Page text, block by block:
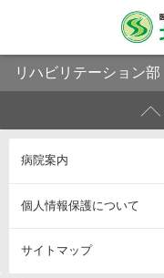
リハビリテーション部
病院案内
個人情報保護について
サイトマップ